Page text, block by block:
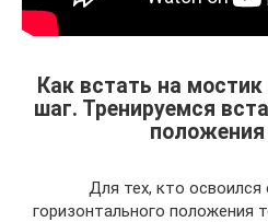
Как встать на
шаг. Тренируемся
положения
Для тех, кто освоился
горизонтального положения